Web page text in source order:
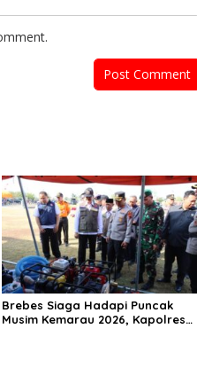
Brebes Siaga Hadapi Puncak
Musim Kemarau 2026, Kapolres